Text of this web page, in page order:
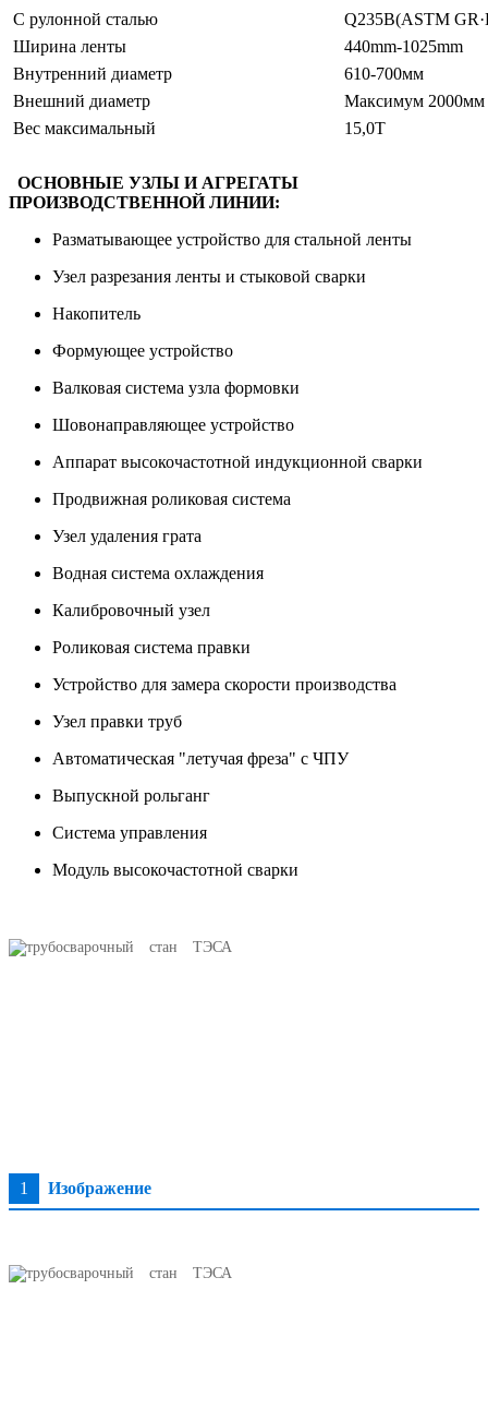
С рулонной сталью
Q235B(ASTM
Ширина ленты
440mm-
Внутренний диаметр
610-700мм
Внешний диаметр
Максимум 2000мм
Вес максимальный
15,0Т
ОСНОВНЫЕ УЗЛЫ И АГРЕГАТЫ
ПРОИЗВОДСТВЕННОЙ ЛИНИИ:
Разматывающее устройство для стальной ленты
Узел разрезания ленты и стыковой сварки
Накопитель
Формующее устройство
Валковая система узла формовки
Шовонаправляющее устройство
Аппарат высокочастотной индукционной сварки
Продвижная роликовая система
Узел удаления грата
Водная система охлаждения
Калибровочный узел
Роликовая система правки
Устройство для замера скорости производства
Узел правки труб
Автоматическая "летучая фреза" с ЧПУ
Выпускной рольганг
Система управления
Модуль высокочастотной сварки
1 Изображение